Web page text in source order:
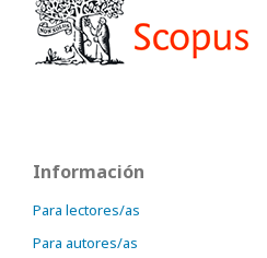
Información
Para lectores/as
Para autores/as